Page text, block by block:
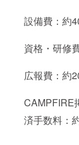
設備費：約
資格・研修
広報費：約
CAMPFIRE
済手数料：